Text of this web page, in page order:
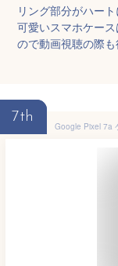
リング部分がハー
可愛いスマホケー
ので動画視聴の際も
7th